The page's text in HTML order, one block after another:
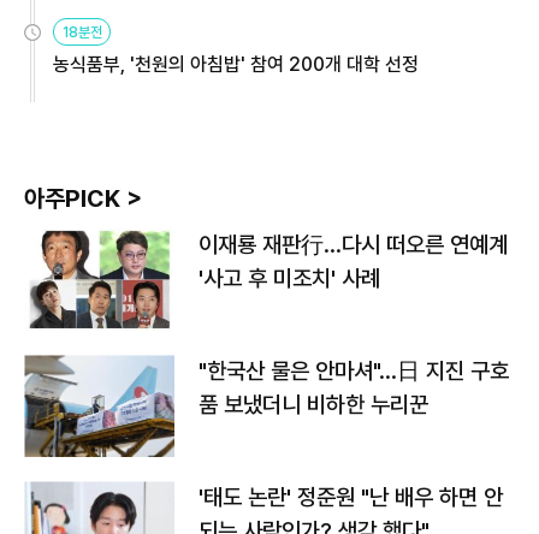
원
18분전
농식품부, '천원의 아침밥' 참여 200개 대학 선정
아주PICK >
이재룡 재판行…다시 떠오른 연예계
'사고 후 미조치' 사례
"한국산 물은 안마셔"…日 지진 구호
품 보냈더니 비하한 누리꾼
'태도 논란' 정준원 "난 배우 하면 안